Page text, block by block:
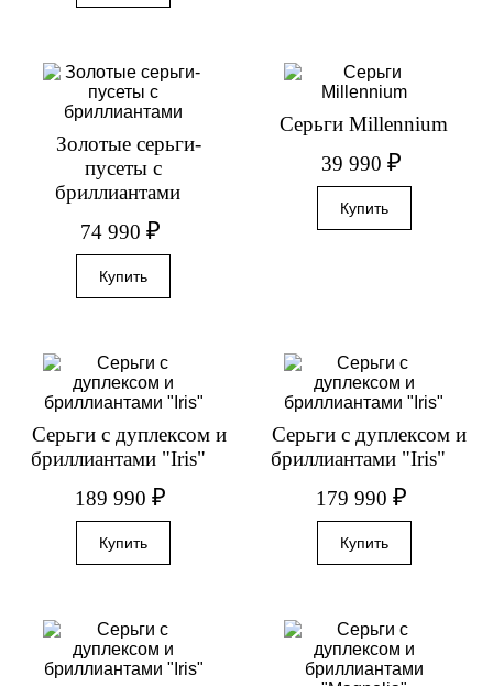
Золотые серьги-
пусеты с
бриллиантами
74 990₽
Серьги Millennium
39 990 ₽
Серьги с дуплексом и
бриллиантами "Iris"
189 990₽
Серьги с дуплексом и
бриллиантами "Iris"
179 990 ₽